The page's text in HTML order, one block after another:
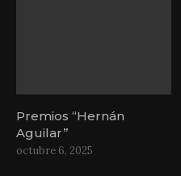
Premios “Hernán
Aguilar”
octubre 6, 2025